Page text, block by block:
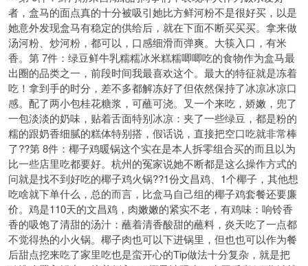
者，盒马的面点真的十分被吸引她比方鲜河粉不是很好买，以是
她意外发现盒马有稳定的供给后，就在下面不断买买买。拿来做
汤河粉、炒河粉，都可以，口感细滑而弹爽。大筷入口，有米
香。第 7件：绿豆鲜牛乳糯糯冰米糕糯唧唧吃的食物作为盒马最
出圈的品类之一，前段时间我最喜欢这个。最大的特征就是冻着
吃！拿到手的时分，差不多都解冻好了但依然保持了冰凉冰凉口
感。配了两小包桂花糖浆，可蘸可浇。叉一个来吃，娇嫩，兜了
一包淡淡的奶味，贴着舌面特别冰凉：夹了一些绿豆，都是粉的
糯的跟奶香细腻的糕体特别搭，假话说，直接把空口吃就非常棒
了??第 8件：椰子鸡暖锅这个实在是本人拆零组合买的而且以为
比一些店里吃都要好。杭州的冤家说她不断都是这么操作方式的
问就是找不到好吃的椰子鸡火锅??1份文昌鸡、1个椰子，其他想
吃啥就下单什么，总的而言，比盒马自己组的椰子鸡套餐还要廉
价。鸡是110天的文昌鸡，肉嫩嫩的紧实不老，有鸡味：响铃香
香的吸饱了清甜的汤汁：蘸着清香酸甜的蘸料，炎天吃了一点都
不觉得热的小火锅。椰子肉也可以下进锅里，但也也可以作为餐
后甜点挖来吃了家里吃也是蛮开心的Tip做法十分复杂，就是把